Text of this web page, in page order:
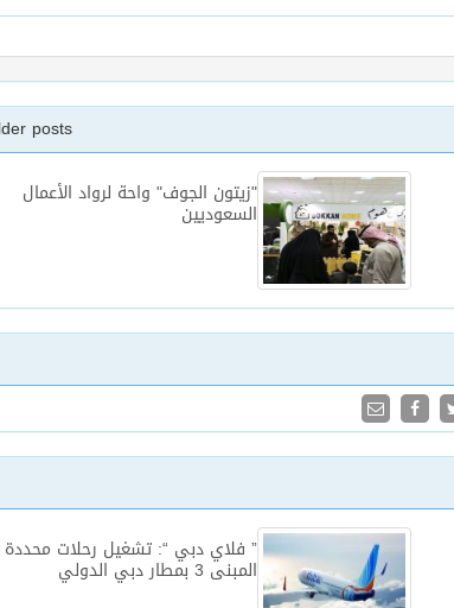
posts
"زيتون الجوف" واحة لرواد الأعمال
السعوديين
” فلاي دبي “: تشغيل رحلات
المبنى 3 بمطار دبي الدولي